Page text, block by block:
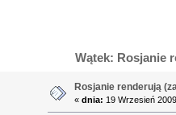
Wątek: Rosjanie
Rosjanie renderują
« dnia: 19 Wrzesień